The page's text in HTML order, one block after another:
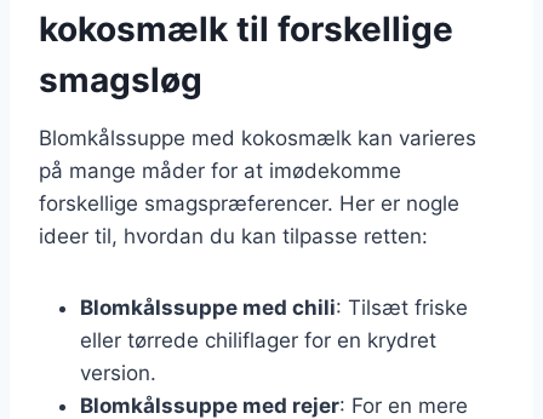
kokosmælk til forskellige
smagsløg
Blomkålssuppe med kokosmælk kan varieres
på mange måder for at imødekomme
forskellige smagspræferencer. Her er nogle
ideer til, hvordan du kan tilpasse retten:
Blomkålssuppe med chili: Tilsæt friske
eller tørrede chiliflager for en krydret
version.
Blomkålssuppe med rejer: For en mere